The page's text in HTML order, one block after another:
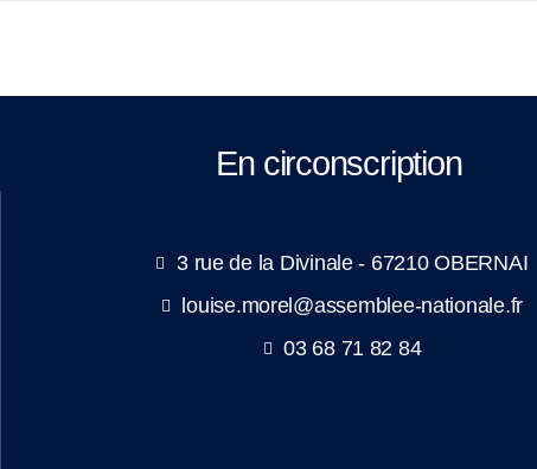
En circonscription
3 rue de la Divinale - 67210 OBERNAI
louise.morel@assemblee-nationale.fr
03 68 71 82 84